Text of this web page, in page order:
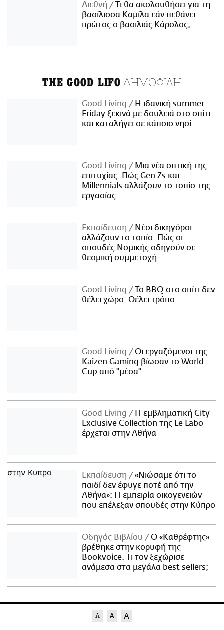
Διεθνή
Τι θα ακολουθήσει για τη
βασίλισσα Καμίλα εάν πεθάνει
πρώτος ο βασιλιάς Κάρολος;
THE GOOD LIFO ΔΗΜΟΦΙΛΗ
Good Living
Η ιδανική summer
Friday ξεκινά με δουλειά στο σπίτι
και καταλήγει σε κάποιο νησί
Good Living
Μια νέα οπτική της
επιτυχίας: Πώς Gen Zs και
Millennials αλλάζουν το τοπίο της
εργασίας
Εκπαίδευση
Νέοι δικηγόροι
αλλάζουν το τοπίο: Πώς οι
σπουδές Νομικής οδηγούν σε
θεσμική συμμετοχή
Good Living
Το BBQ στο σπίτι δεν
θέλει χώρο. Θέλει τρόπο.
Good Living
Οι εργαζόμενοι της
Kaizen Gaming βίωσαν το World
Cup από "μέσα"
Good Living
Η εμβληματική City
Exclusive Collection της Le Labo
έρχεται στην Αθήνα
Εκπαίδευση
«Νιώσαμε ότι το
παιδί δεν έφυγε ποτέ από την
Αθήνα»: Η εμπειρία οικογενειών
που επέλεξαν σπουδές στην Κύπρο
Οδηγός Βιβλίου
Ο «Καθρέφτης»
βρέθηκε στην κορυφή της
Bookvoice. Τι τον ξεχώρισε
ανάμεσα στα μεγάλα best sellers;